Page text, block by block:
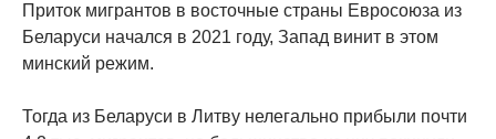
Приток мигрантов в восточные страны Евросоюза из
Беларуси начался в 2021 году, Запад винит в этом
минский режим.
Тогда из Беларуси в Литву нелегально прибыли почти